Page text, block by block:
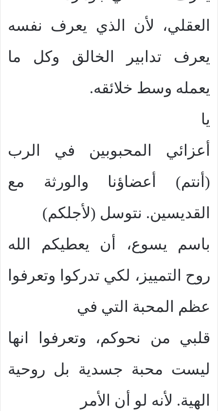
العقلي، لأن الذي يعرف نفسه
يعرف تدابير الخالق وكل ما
يعمله وسط خلائقه.
يا
أعزائي المحبوبين في الرب
(أنتم) أعضاؤنا والورثة مع
القديسين. نتوسل (لأجلكم)
باسم يسوع، أن يعطيكم الله
روح التمييز، لكي تدركوا وتعرفوا
عظم المحبة التي في
قلبي من نحوكم، وتعرفوا انها
ليست محبة جسدية بل روحية
الهية. لأنه لو أن الأمر